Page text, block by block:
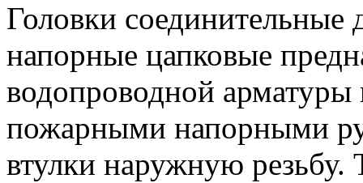
Головки соединительные
напорные цапковые
водопроводной арматуры
пожарными напорными
втулки наружную